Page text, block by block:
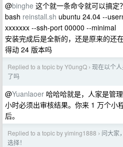
@binghe 这个就一条命令就可以搞定？
bash reinstall.sh ubuntu 24.04 --
xxxxxxx --ssh-port 00000 --minimal
安装完成后是全新的，还是原来的还
得动 24 版本吗
Replied to a topic by Y0ungQ › 现在以个
了吗
@Yuanlaoer 哈哈哈就是，人家是管
小时必须出审核结果。你来 1 万个小
后。
Replied to a topic by yiming1888 › 问大家
选择！